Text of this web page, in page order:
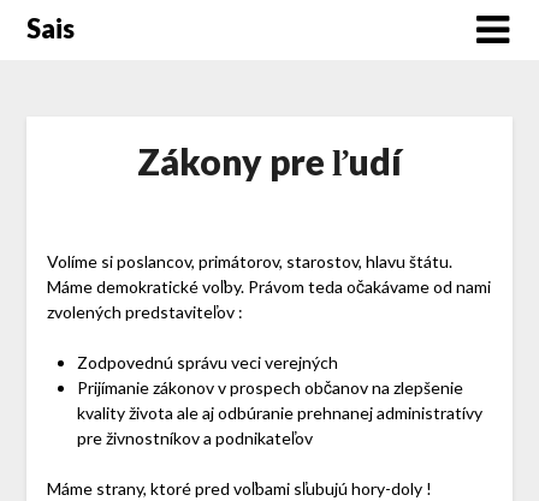
SkipSais
Zákony pre ľudí
Volíme si poslancov, primátorov, starostov, hlavu štátu.
Máme demokratické voľby. Právom teda očakávame od nami
zvolených predstaviteľov :
Zodpovednú správu veci verejných
Prijímanie zákonov v prospech občanov na zlepšenie
kvality života ale aj odbúranie prehnanej administratívy
pre živnostníkov a podnikateľov
Máme strany, ktoré pred voľbami sľubujú hory-doly !